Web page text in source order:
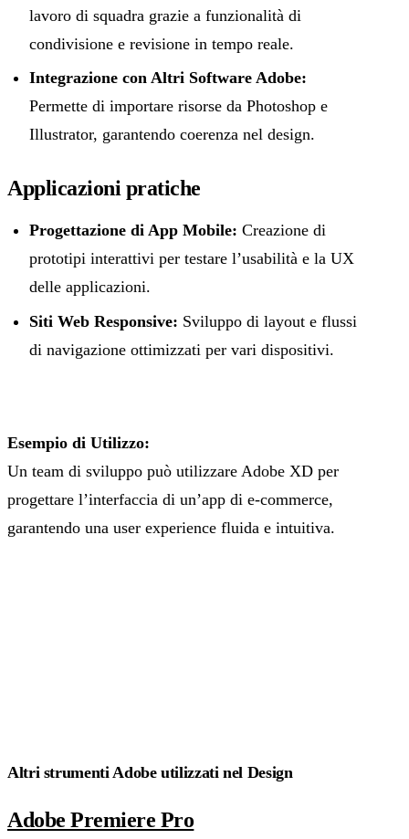
lavoro di squadra grazie a funzionalità di
condivisione e revisione in tempo reale.
Integrazione con Altri Software Adobe:
Permette di importare risorse da Photoshop e
Illustrator, garantendo coerenza nel design.
Applicazioni pratiche
Progettazione di App Mobile: Creazione di
prototipi interattivi per testare l’usabilità e la UX
delle applicazioni.
Siti Web Responsive: Sviluppo di layout e flussi
di navigazione ottimizzati per vari dispositivi.
Esempio di Utilizzo:
Un team di sviluppo può utilizzare Adobe XD per
progettare l’interfaccia di un’app di e-commerce,
garantendo una user experience fluida e intuitiva.
Altri strumenti Adobe utilizzati nel Design
Adobe Premiere Pro